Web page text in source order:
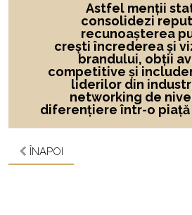
Astfel menții
consolidezi
recunoașterea
crești încrederea și
brandului, obții
competitive și
liderilor din
networking de
diferențiere într-o
ÎNAPOI